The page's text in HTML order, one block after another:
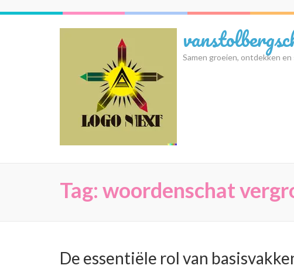
Samen groeien, ontdekken en
Tag: woordenschat
De essentiële rol van